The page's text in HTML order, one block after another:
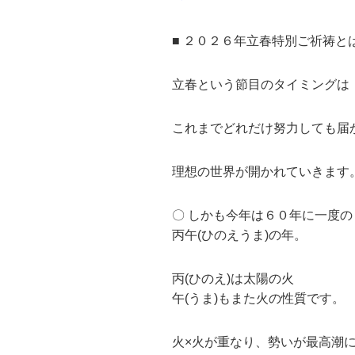
■ ２０２６年立春特別ご祈祷と
立春という節目のタイミングは
これまでどれだけ努力しても届
理想の世界が開かれていきます。
〇 しかも今年は６０年に一度の
丙午(ひのえうま)の年。
丙(ひのえ)は太陽の火
午(うま)もまた火の性質です。
火×火が重なり、勢いが最高潮に